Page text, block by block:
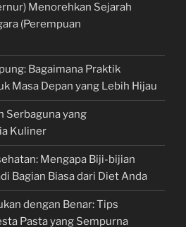
Menorehkan Sejarah
(Perempuan
Bagaimana Praktik
Masa Depan yang Lebih Hijau
Serbaguna yang
Kuliner
Mengapa Biji-bijian
Bagian Biasa dari Diet Anda
dengan Benar: Tips
Pasta yang Sempurna